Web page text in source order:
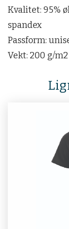
Kvalitet: 95%
spandex
Passform:
Vekt: 200 g/m2